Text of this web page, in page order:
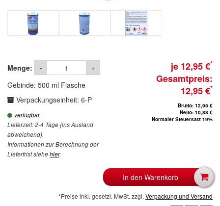
Menge: - +
Gebinde: 500 ml Flasche
Verpackungseinheit: 6-P
verfügbar
Lieferzeit: 2-4 Tage (ins Ausland
abweichend).
Informationen zur Berechnung der
Lieferfrist siehehier.
je 12,95 €*
Gesamtpreis:
12,95 €*
Brutto: 12,95 €
Netto: 10,88 €
Normaler Steuersatz 19%
In den Warenkorb
*Preise inkl. gesetzl. MwSt. zzgl. Verpackung und Versand